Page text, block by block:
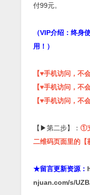
付99元。
（VIP介绍：终身
用！）
【♥手机访问，不
【♥手机访问，不
【♥手机访问，不
【▶第二步】： ①
二维码页面里的【
★留言更新资源：
njuan.com/s/